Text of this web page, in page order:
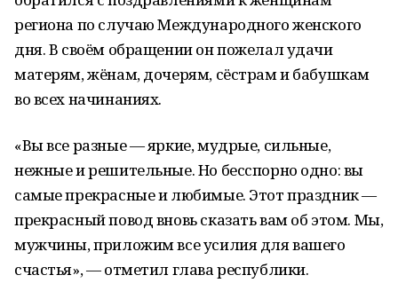
региона по случаю Международного женского
дня. В своём обращении он пожелал удачи
матерям, жёнам, дочерям, сёстрам и бабушкам
во всех начинаниях.
«Вы все разные — яркие, мудрые, сильные,
нежные и решительные. Но бесспорно одно: вы
самые прекрасные и любимые. Этот праздник —
прекрасный повод вновь сказать вам об этом. Мы,
мужчины, приложим все усилия для вашего
счастья», — отметил глава республики.